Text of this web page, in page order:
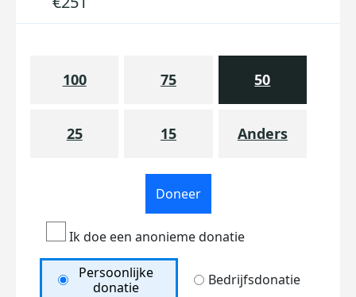
100 75 50
25 15 Anders
Doneer
Ik doe een anonieme donatie
Persoonlijke
donatie
Bedrijfsdonatie